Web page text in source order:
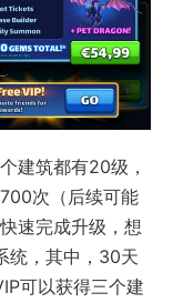
建筑都有20级，
次（后续可能
速完成升级，想
统，其中，30天
可以获得三个建